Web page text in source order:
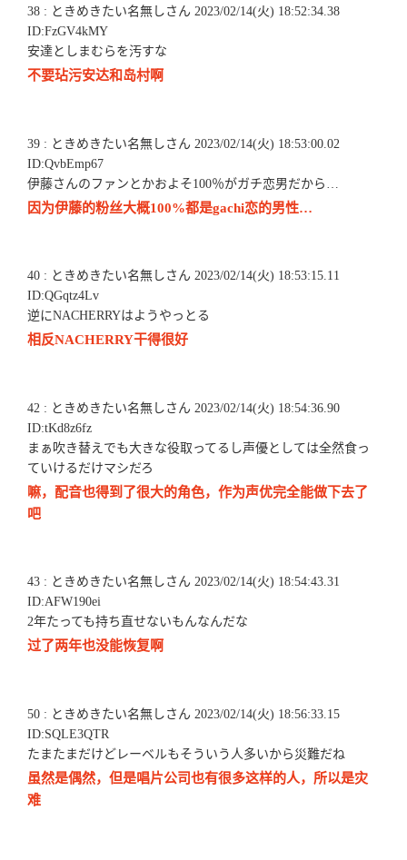
38 : ときめきたい名無しさん 2023/02/14(火) 18:52:34.38
ID:FzGV4kMY
安達としまむらを汚すな
不要玷污安达和岛村啊
39 : ときめきたい名無しさん 2023/02/14(火) 18:53:00.02
ID:QvbEmp67
伊藤さんのファンとかおよそ100％がガチ恋男だから…
因为伊藤的粉丝大概100%都是gachi恋的男性…
40 : ときめきたい名無しさん 2023/02/14(火) 18:53:15.11
ID:QGqtz4Lv
逆にNACHERRYはようやっとる
相反NACHERRY干得很好
42 : ときめきたい名無しさん 2023/02/14(火) 18:54:36.90
ID:tKd8z6fz
まぁ吹き替えでも大きな役取ってるし声優としては全然食っ
ていけるだけマシだろ
嘛，配音也得到了很大的角色，作为声优完全能做下去了
吧
43 : ときめきたい名無しさん 2023/02/14(火) 18:54:43.31
ID:AFW190ei
2年たっても持ち直せないもんなんだな
过了两年也没能恢复啊
50 : ときめきたい名無しさん 2023/02/14(火) 18:56:33.15
ID:SQLE3QTR
たまたまだけどレーベルもそういう人多いから災難だね
虽然是偶然，但是唱片公司也有很多这样的人，所以是灾
难